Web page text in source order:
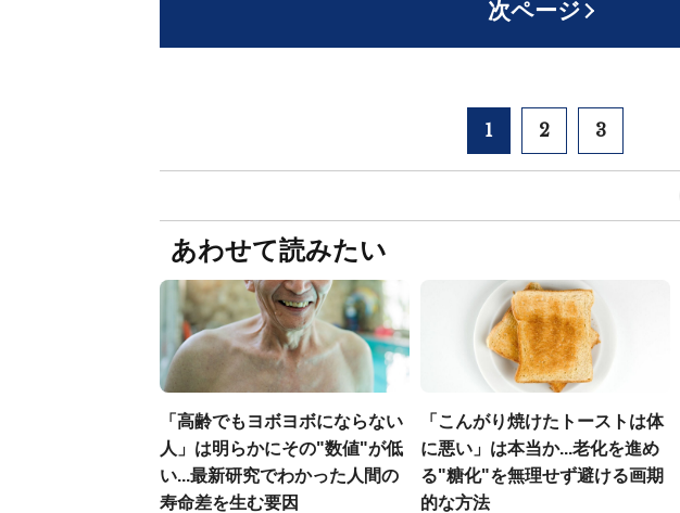
次ページ
1 2 3
あわせて読みたい
「高齢でもヨボヨボにならない
人」は明らかにその"数値"が低
い...最新研究でわかった人間の
寿命差を生む要因
「こんがり焼けたトーストは体
に悪い」は本当か...老化を進め
る"糖化"を無理せず避ける画期
的な方法